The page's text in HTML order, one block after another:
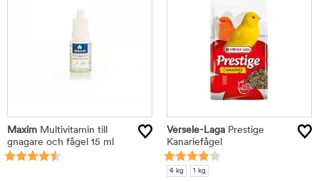
Maxim Multivitamin till
gnagare och fågel 15 ml
Versele-Laga Prestige
Kanariefågel
4 kg 1 kg